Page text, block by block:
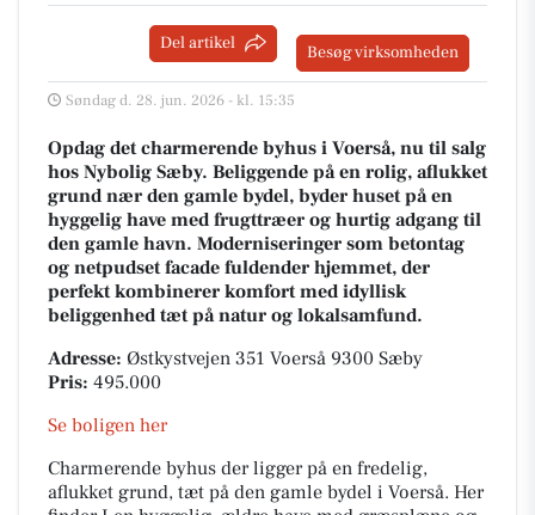
Del artikel Besøg virksomheden
Søndag d. 28. jun. 2026 - kl. 15:35
Opdag det charmerende byhus i Voerså, nu til salg
hos Nybolig Sæby. Beliggende på en rolig, aflukket
grund nær den gamle bydel, byder huset på en
hyggelig have med frugttræer og hurtig adgang til
den gamle havn. Moderniseringer som betontag
og netpudset facade fuldender hjemmet, der
perfekt kombinerer komfort med idyllisk
beliggenhed tæt på natur og lokalsamfund.
Adresse: Østkystvejen 351 Voerså 9300 Sæby
Pris: 495.000
Se boligen her
Charmerende byhus der ligger på en fredelig,
aflukket grund, tæt på den gamle bydel i Voerså. Her